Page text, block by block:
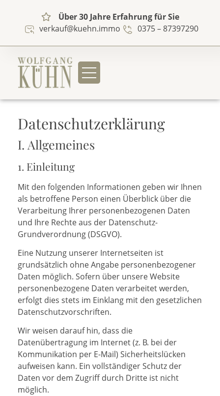
verkauf@kuehn.immo 0375 – 87397290
Über 30 Jahre Erfahrung für Sie
Datenschutzerklärung
I. Allgemeines
1. Einleitung
Mit den folgenden Informationen geben wir Ihnen
als betroffene Person einen Überblick über die
Verarbeitung Ihrer personenbezogenen Daten
und Ihre Rechte aus der Datenschutz-
Grundverordnung (DSGVO).
Eine Nutzung unserer Internetseiten ist
grundsätzlich ohne Angabe personenbezogener
Daten möglich. Sofern über unsere Website
personenbezogene Daten verarbeitet werden,
erfolgt dies stets im Einklang mit den gesetzlichen
Datenschutzvorschriften.
Wir weisen darauf hin, dass die
Datenübertragung im Internet (z. B. bei der
Kommunikation per E-Mail) Sicherheitslücken
aufweisen kann. Ein vollständiger Schutz der
Daten vor dem Zugriff durch Dritte ist nicht
möglich.